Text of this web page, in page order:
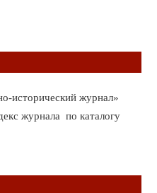
исторический журнал»
журнала по каталогу